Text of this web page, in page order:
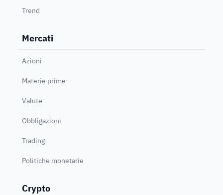
Trend
Mercati
Azioni
Materie prime
Valute
Obbligazioni
Trading
Politiche monetarie
Crypto